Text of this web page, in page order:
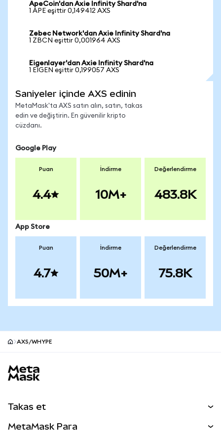
ApeCoin'dan Axie Infinity Shard'na
1 APE eşittir 0,149412 AXS
Zebec Network'dan Axie Infinity Shard'na
1 ZBCN eşittir 0,001964 AXS
Eigenlayer'dan Axie Infinity Shard'na
1 EIGEN eşittir 0,199057 AXS
Saniyeler içinde AXS edinin
MetaMask'ta AXS satın alın, satın, takas
edin ve değiştirin. En güvenilir kripto
cüzdanı.
Google Play
Puan
4.4
İndirme
10M+
Değerlendirme
483.8K
App Store
Puan
4.7
İndirme
50M+
Değerlendirme
75.8K
AXS/WHYPE
Takas et
MetaMask Para